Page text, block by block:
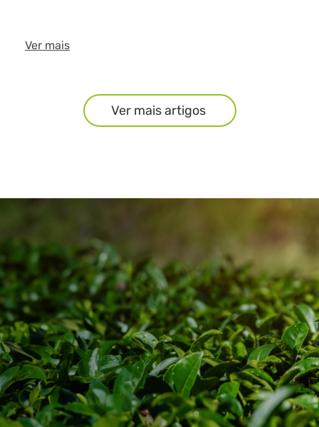
Ver mais
Ver mais artigos